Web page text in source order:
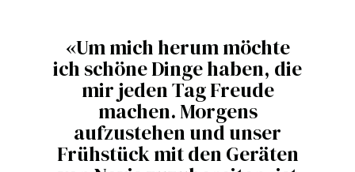
«Um mich herum möchte
ich schöne Dinge haben, die
mir jeden Tag Freude
machen. Morgens
aufzustehen und unser
Frühstück mit den Geräten